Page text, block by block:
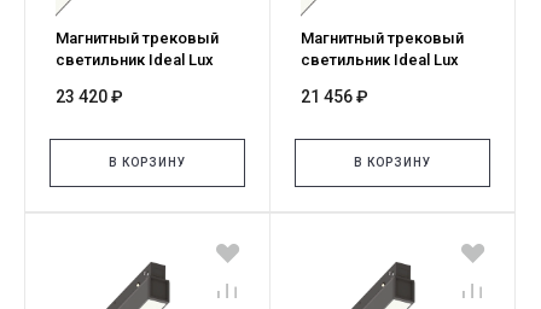
Магнитный трековый
светильник Ideal Lux
10V NE 303826
23 420 ₽
В КОРЗИНУ
Магнитный трековый
светильник Ideal Lux
OFF NE 340623
21 456 ₽
В КОРЗИНУ